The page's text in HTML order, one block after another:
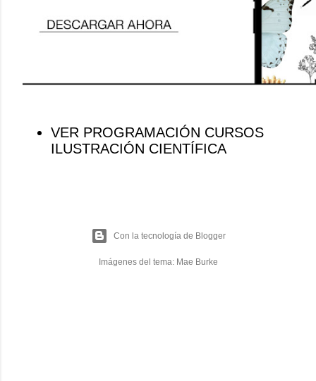
VER PROGRAMACIÓN CURSOS
ILUSTRACIÓN CIENTÍFICA
Con la tecnología de Blogger
Imágenes del tema: Mae Burke